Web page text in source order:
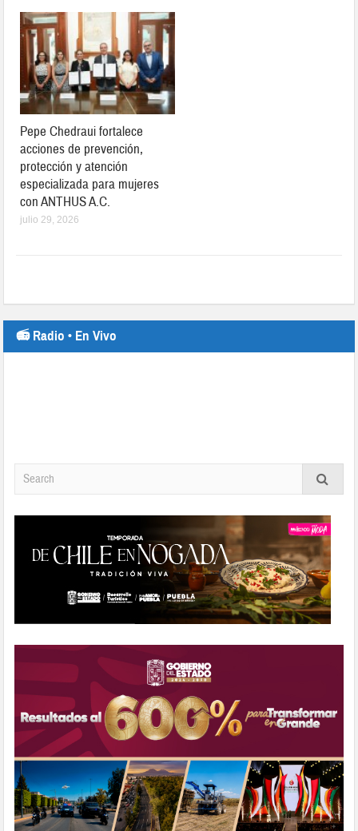
Pepe Chedraui fortalece
acciones de prevención,
protección y atención
especializada para mujeres
con ANTHUS A.C.
julio 29, 2026
📻 Radio • En Vivo